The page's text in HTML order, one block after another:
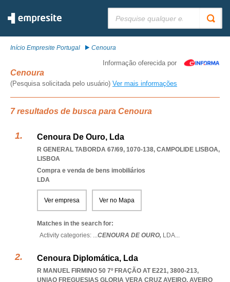
Início Empresite Portugal Cenoura
Informação oferecida por
Cenoura
(Pesquisa solicitada pelo usuário) Ver mais informações
7 resultados de busca para Cenoura
Cenoura De Ouro, Lda
R GENERAL TABORDA 67/69, 1070-138, CAMPOLIDE LISBOA,
LISBOA
Compra e venda de bens imobiliários
LDA
Ver empresa Ver no Mapa
Matches in the search for:
Activity categories: ...CENOURA DE OURO, LDA...
Cenoura Diplomática, Lda
R MANUEL FIRMINO 50 7º FRAÇÃO AT E221, 3800-213,
UNIAO FREGUESIAS GLORIA VERA CRUZ AVEIRO, AVEIRO